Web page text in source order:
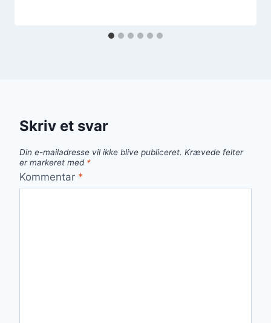
Skriv et svar
Din e-mailadresse vil ikke blive publiceret. Krævede felter
er markeret med *
Kommentar *